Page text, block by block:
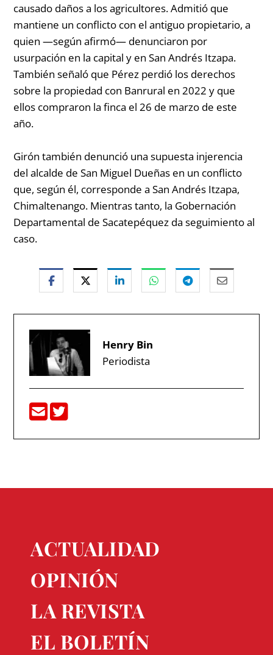
causado daños a los agricultores. Admitió que
mantiene un conflicto con el antiguo propietario, a
quien —según afirmó— denunciaron por
usurpación en la capital y en San Andrés Itzapa.
También señaló que Pérez perdió los derechos
sobre la propiedad con Banrural en 2022 y que
ellos compraron la finca el 26 de marzo de este
año.
Girón también denunció una supuesta injerencia
del alcalde de San Miguel Dueñas en un conflicto
que, según él, corresponde a San Andrés Itzapa,
Chimaltenango. Mientras tanto, la Gobernación
Departamental de Sacatepéquez da seguimiento al
caso.
Henry Bin
Periodista
ACTUALIDAD
OPINIÓN
LA REVISTA
EL BOLETÍN